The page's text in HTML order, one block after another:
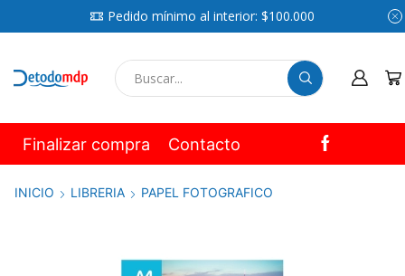
Pedido mínimo al interior: $100.000
Finalizar compra Contacto
INICIO LIBRERIA PAPEL FOTOGRAFICO